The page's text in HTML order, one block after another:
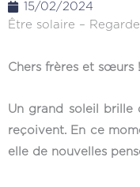
15/02/2024
Être solaire –
Chers frères et sœurs
Un grand soleil brille
reçoivent. En ce
elle de nouvelles